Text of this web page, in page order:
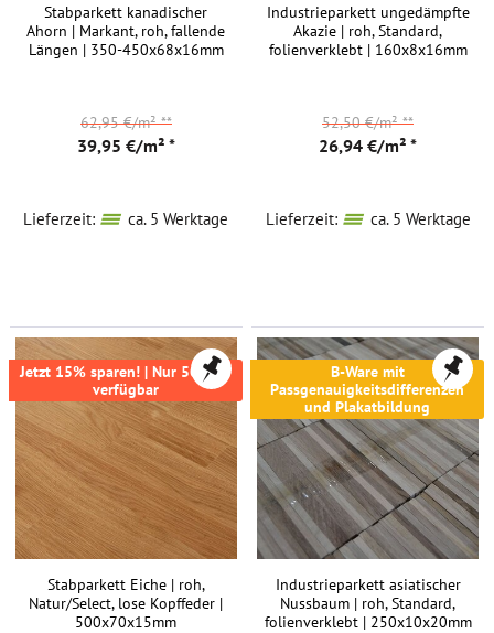
Stabparkett kanadischer
Ahorn | Markant, roh, fallende
Längen | 350-450x68x16mm
39,95 €/m² *
62,95 €/m²**
Lieferzeit: ca. 5 Werktage
Industrieparkett ungedämpfte
Akazie | roh, Standard,
folienverklebt | 160x8x16mm
26,94 €/m² *
52,50 €/m²**
Lieferzeit: ca. 5 Werktage
Jetzt 15% sparen! | Nur 50,4m²
verfügbar
Stabparkett Eiche | roh,
Natur/Select, lose Kopffeder |
500x70x15mm
B-Ware mit
Passgenauigkeitsdifferenzen
und Plakatbildung
Industrieparkett asiatischer
Nussbaum | roh, Standard,
folienverklebt | 250x10x20mm